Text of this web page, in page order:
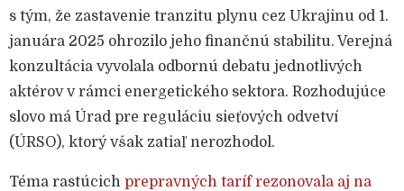
s tým, že zastavenie tranzitu plynu cez Ukrajinu od 1.
januára 2025 ohrozilo jeho finančnú stabilitu. Verejná
konzultácia vyvolala odbornú debatu jednotlivých
aktérov v rámci energetického sektora. Rozhodujúce
slovo má Úrad pre reguláciu sieťových odvetví
(ÚRSO), ktorý však zatiaľ nerozhodol.
Téma rastúcich prepravných taríf rezonovala aj na